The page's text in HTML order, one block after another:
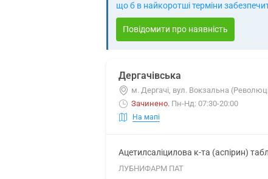
що б в найкоротші терміни
Повідомити про наявність
Дергачівська
м. Дергачі, вул. Вокзальна
Зачинено. Пн-Нд: 07:30-20:00
На мапі
Ацетилсаліцилова к-та (аспірин)
ЛУБНИФАРМ ПАТ